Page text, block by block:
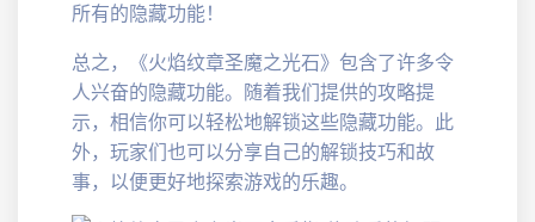
所有的隐藏功能！
总之，《火焰纹章圣魔之光石》包含了许多令
人兴奋的隐藏功能。随着我们提供的攻略提
示，相信你可以轻松地解锁这些隐藏功能。此
外，玩家们也可以分享自己的解锁技巧和故
事，以便更好地探索游戏的乐趣。